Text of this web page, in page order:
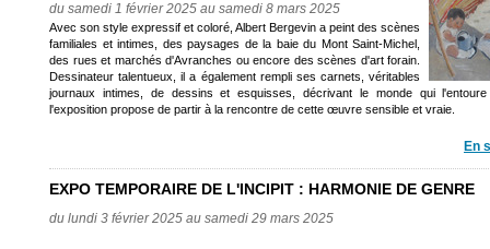
du samedi 1 février 2025 au samedi 8 mars 2025
Avec son style expressif et coloré, Albert Bergevin a peint des scènes
familiales et intimes, des paysages de la baie du Mont Saint-Michel,
des rues et marchés d'Avranches ou encore des scènes d'art forain.
Dessinateur talentueux, il a également rempli ses carnets, véritables
journaux intimes, de dessins et esquisses, décrivant le monde qui
l'exposition propose de partir à la rencontre de cette œuvre sensible et vraie.
En
EXPO TEMPORAIRE DE L'INCIPIT : HARMONIE DE GENRE
du lundi 3 février 2025 au samedi 29 mars 2025